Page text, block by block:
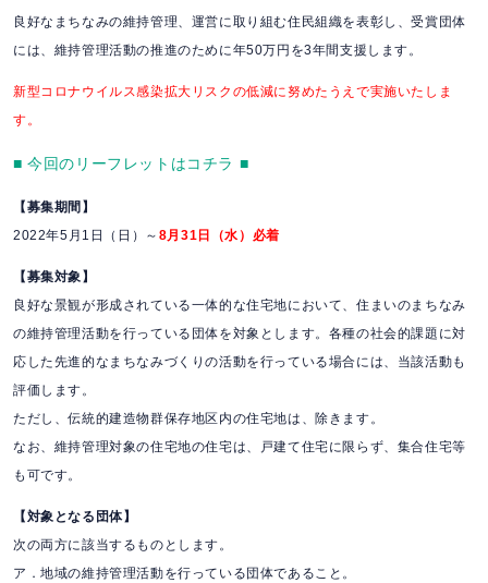
良好なまちなみの維持管理、運営に取り組む住民組織を表彰し、受賞団体
には、維持管理活動の推進のために年50万円を3年間支援します。
新型コロナウイルス感染拡大リスクの低減に努めたうえで実施いたしま
す。
■ 今回のリーフレットはコチラ ■
【募集期間】
2022年5月1日（日）～ 8月31日（水）必着
【募集対象】
良好な景観が形成されている一体的な住宅地において、住まいのまちなみ
の維持管理活動を行っている団体を対象とします。各種の社会的課題に対
応した先進的なまちなみづくりの活動を行っている場合には、当該活動も
評価します。
ただし、伝統的建造物群保存地区内の住宅地は、除きます。
なお、維持管理対象の住宅地の住宅は、戸建て住宅に限らず、集合住宅等
も可です。
【対象となる団体】
次の両方に該当するものとします。
ア．地域の維持管理活動を行っている団体であること。